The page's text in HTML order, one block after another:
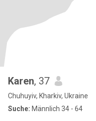
Karen, 37
Chuhuyiv, Kharkiv, Ukraine
Suche: Männlich 34 - 64